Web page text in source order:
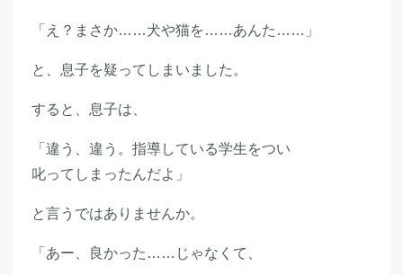
「え？まさか……犬や猫を……あんた……」
と、息子を疑ってしまいました。
すると、息子は、
「違う、違う。指導している学生をつい
叱ってしまったんだよ」
と言うではありませんか。
「あー、良かった……じゃなくて、